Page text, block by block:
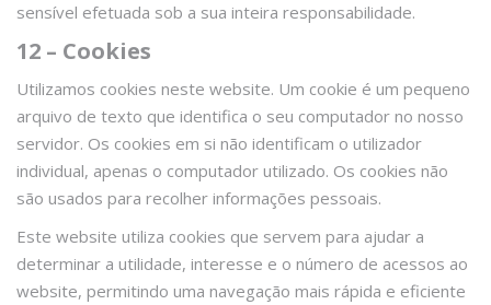
sensível efetuada sob a sua inteira responsabilidade.
12 – Cookies
Utilizamos cookies neste website. Um cookie é um pequeno
arquivo de texto que identifica o seu computador no nosso
servidor. Os cookies em si não identificam o utilizador
individual, apenas o computador utilizado. Os cookies não
são usados para recolher informações pessoais.
Este website utiliza cookies que servem para ajudar a
determinar a utilidade, interesse e o número de acessos ao
website, permitindo uma navegação mais rápida e eficiente